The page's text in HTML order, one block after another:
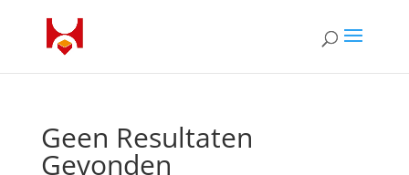
Geen Resultaten
Gevonden